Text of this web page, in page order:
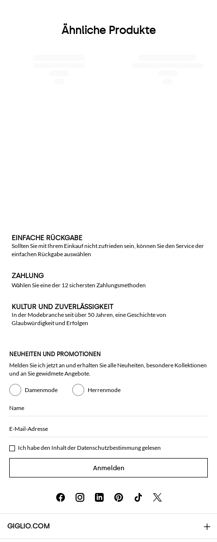
Ähnliche Produkte
EINFACHE RÜCKGABE
Sollten Sie mit Ihrem Einkauf nicht zufrieden sein, können Sie den Service der
einfachen Rückgabe auswählen
ZAHLUNG
Wählen Sie eine der 12 sichersten Zahlungsmethoden
KULTUR UND ZUVERLÄSSIGKEIT
In der Modebranche seit über 50 Jahren, eine Geschichte von
Glaubwürdigkeit und Erfolgen
NEUHEITEN UND PROMOTIONEN
Melden Sie ich jetzt an und erhalten Sie alle Neuheiten, besondere Kollektionen
und an Sie gewidmete Angebote.
Damenmode Herrenmode
Name
E-Mail-Adresse
Ich habe den Inhalt der Datenschutzbestimmunggelesen
Anmelden
GIGLIO.COM